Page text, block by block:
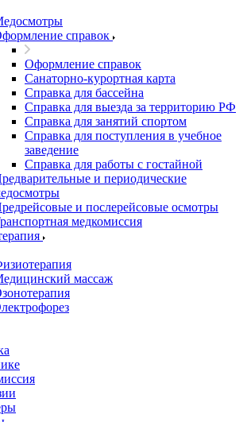
справок
Оформление справок
Санаторно-курортная карта
Справка для бассейна
Справка для выезда за территорию РФ
Справка для занятий спортом
Справка для поступления в учебное
заведение
Справка для работы с гостайной
и периодические
и послерейсовые осмотры
медкомиссия
массаж